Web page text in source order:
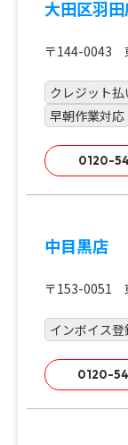
大田区羽
〒144-0043
クレジット払
早朝作業対応
0120-
中目黒店
〒153-0051
インボイス
0120-